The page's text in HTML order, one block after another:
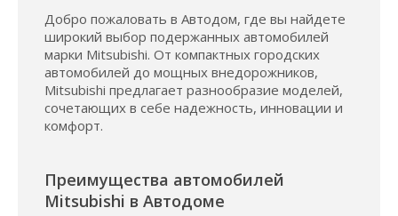
Добро пожаловать в Автодом, где вы найдете
широкий выбор подержанных автомобилей
марки Mitsubishi. От компактных городских
автомобилей до мощных внедорожников,
Mitsubishi предлагает разнообразие моделей,
сочетающих в себе надежность, инновации и
комфорт.
Преимущества автомобилей
Mitsubishi в Автодоме